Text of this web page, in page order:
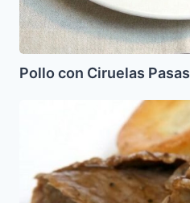
Pollo con Ciruelas Pasas